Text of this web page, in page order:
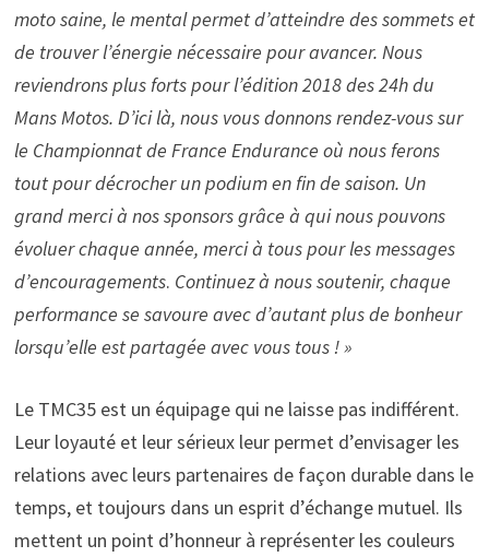
moto saine, le mental permet d’atteindre des sommets et
de trouver l’énergie nécessaire pour avancer. Nous
reviendrons plus forts pour l’édition 2018 des 24h du
Mans Motos. D’ici là, nous vous donnons rendez-vous sur
le Championnat de France Endurance où nous ferons
tout pour décrocher un podium en fin de saison. Un
grand merci à nos sponsors grâce à qui nous pouvons
évoluer chaque année, merci à tous pour les messages
d’encouragements. Continuez à nous soutenir, chaque
performance se savoure avec d’autant plus de bonheur
lorsqu’elle est partagée avec vous tous ! »
Le TMC35 est un équipage qui ne laisse pas indifférent.
Leur loyauté et leur sérieux leur permet d’envisager les
relations avec leurs partenaires de façon durable dans le
temps, et toujours dans un esprit d’échange mutuel. Ils
mettent un point d’honneur à représenter les couleurs